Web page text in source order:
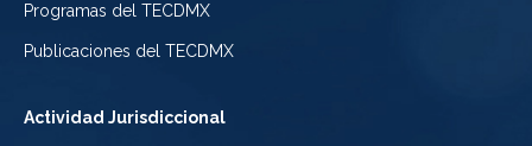
Programas del TECDMX
Publicaciones del TECDMX
Actividad Jurisdiccional